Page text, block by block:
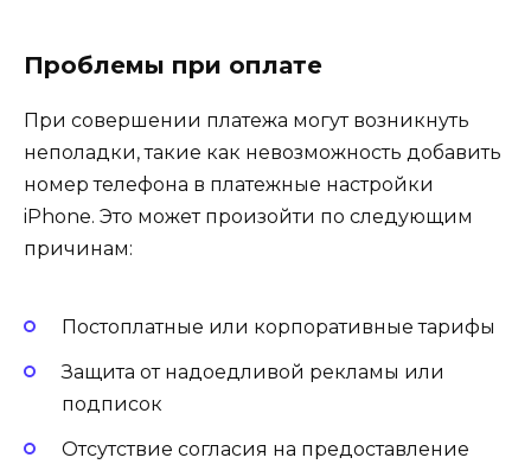
Проблемы при оплате
При совершении платежа могут возникнуть
неполадки, такие как невозможность добавить
номер телефона в платежные настройки
iPhone. Это может произойти по следующим
причинам:
Постоплатные или корпоративные тарифы
Защита от надоедливой рекламы или
подписок
Отсутствие согласия на предоставление